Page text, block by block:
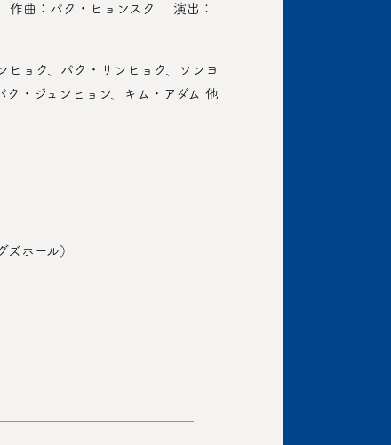
作曲：パク・ヒョンスク 演出：
ヒョク、パク・サンヒョク、ソンヨ
ク・ジュンヒョン、キム・アダム 他
ズホール）